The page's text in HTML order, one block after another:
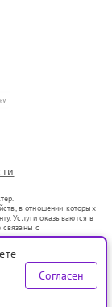
в отношении которых
Услуги оказываются в
связаны с
оборот в соответствии
услуг или введения
услугах по
определяемой
Согласен